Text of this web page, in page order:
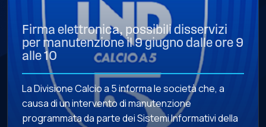
Firma elettronica, possibili disservizi
per manutenzione il 9 giugno dalle ore 9
alle 10
La Divisione Calcio a 5 informa le società che, a
causa di un intervento di manutenzione
programmata da parte dei Sistemi Informativi della